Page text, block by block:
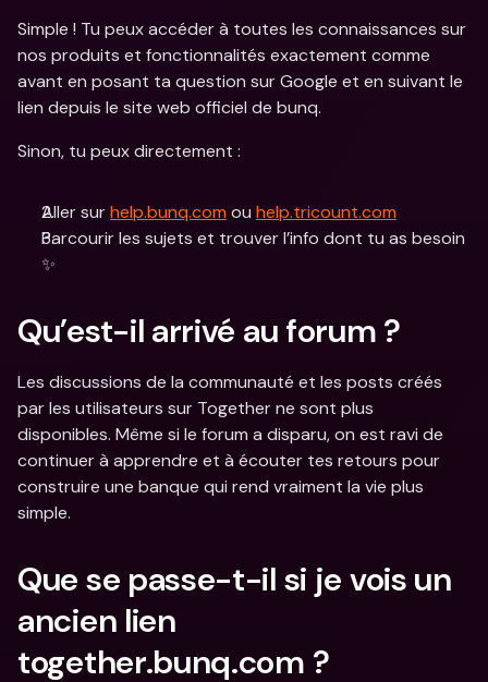
Simple ! Tu peux accéder à toutes les connaissances sur
nos produits et fonctionnalités exactement comme
avant en posant ta question sur Google et en suivant le
lien depuis le site web officiel de bunq.
Sinon, tu peux directement :
Aller sur help.bunq.com ou help.tricount.com
Parcourir les sujets et trouver l’info dont tu as besoin
✨
Qu’est-il arrivé au forum ?
Les discussions de la communauté et les posts créés
par les utilisateurs sur Together ne sont plus
disponibles. Même si le forum a disparu, on est ravi de
continuer à apprendre et à écouter tes retours pour
construire une banque qui rend vraiment la vie plus
simple.
Que se passe-t-il si je vois un
ancien lien
together.bunq.com ?